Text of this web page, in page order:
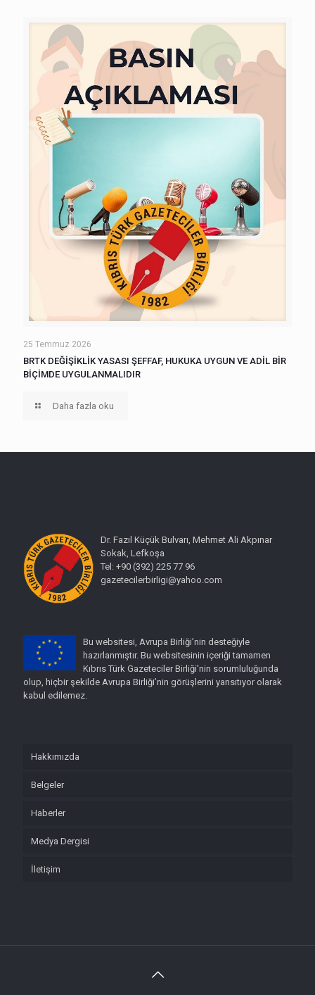
25 Temmuz 2026
BRTK DEĞİŞİKLİK YASASI ŞEFFAF, HUKUKA UYGUN VE ADİL BİR
BİÇİMDE UYGULANMALIDIR
Daha fazla oku
Dr. Fazıl Küçük Bulvarı, Mehmet Ali Akpınar
Sokak, Lefkoşa
Tel: +90 (392) 225 77 96
gazetecilerbirligi@yahoo.com
Bu websitesi, Avrupa Birliği’nin desteğiyle
hazırlanmıştır. Bu websitesinin içeriği tamamen
Kıbrıs Türk Gazeteciler Birliği'nin sorumluluğunda
olup, hiçbir şekilde Avrupa Birliği’nin görüşlerini yansıtıyor olarak
kabul edilemez.
Hakkımızda
Belgeler
Haberler
Medya Dergisi
İletişim